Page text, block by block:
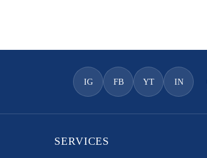
IG FB YT IN
SERVICES